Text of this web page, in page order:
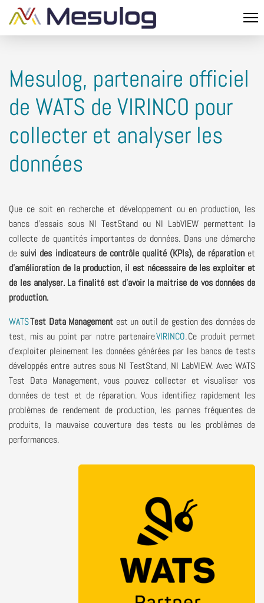
Mesulog, partenaire officiel
de WATS de VIRINCO pour
collecter et analyser les
données
Que ce soit en recherche et développement ou en production, les
bancs d'essais sous NI TestStand ou NI LabVIEW permettent la
collecte de quantités importantes de données. Dans une démarche
de suivi des indicateursde contrôle qualité (KPIs), de réparation et
d'amélioration de la production, il est nécessaire de les exploiter et
de les analyser.La finalité est d’avoir la maitrise de vos données de
production.
WATSTest Data Management est un outil de gestion des données de
test, mis au point par notre partenaireVIRINCO. Ce produit permet
d'exploiter pleinement les données générées par les bancs de tests
développés entre autres sous NI TestStand, NI LabVIEW. Avec WATS
Test Data Management, vous pouvez collecter et visualiser vos
données de test et de réparation.Vous identifiez rapidement les
problèmes de rendement de production, les pannes fréquentes de
produits, la mauvaise couverture des tests ou les problèmes de
performances.